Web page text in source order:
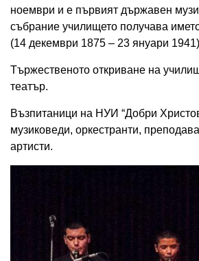
ноември и е първият държавен
събрание училището получава
(14 декември 1875 – 23 януари 1941)
Тържественото откриване на
театър.
Възпитаници на НУИ “Добри
музиковеди, оркестранти,
артисти.